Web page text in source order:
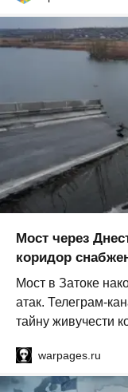
Мост через
коридор
Мост в Затоке
атак. Телеграм-
тайну живучести
warpages.ru